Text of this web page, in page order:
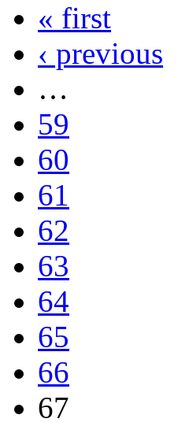
« first
‹ previous
…
59
60
61
62
63
64
65
66
67